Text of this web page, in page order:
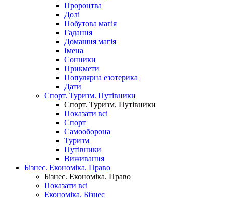
Пророцтва
Долі
Побутова магія
Гадання
Домашня магія
Імена
Сонники
Прикмети
Популярна езотерика
Дати
Спорт. Туризм. Путівники
Спорт. Туризм. Путівники
Показати всі
Спорт
Самооборона
Туризм
Путівники
Виживання
Бізнес. Економіка. Право
Бізнес. Економіка. Право
Показати всі
Економіка. Бізнес